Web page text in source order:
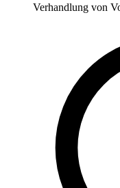
Verhandlung von